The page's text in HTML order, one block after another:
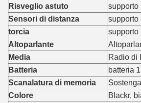
Risveglio astuto
supporto
Sensori di distanza
supporto
torcia
supporto
Altoparlante
Media
Radio di
Batteria
batteria
Scanalatura di memoria
Colore
Blackr,